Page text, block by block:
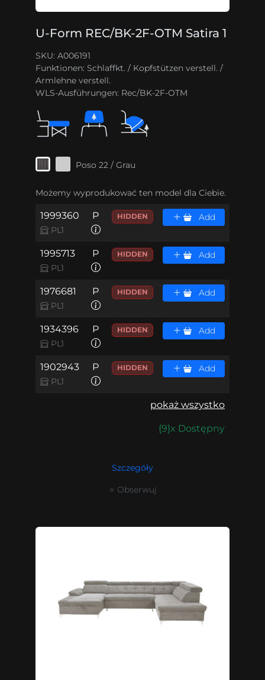
U-Form REC/BK-2F-OTM Satira 1
SKU: A006191
Funktionen: Schlaffkt. / Kopfstützen verstell. /
Armlehne verstell.
WLS-Ausführungen: Rec/BK-2F-OTM
Poso 22 / Grau
Możemy wyprodukować ten model dla Ciebie.
1999360
PL1
P HIDDEN Add
1995713
PL1
P HIDDEN Add
1976681
PL1
P HIDDEN Add
1934396
PL1
P HIDDEN Add
1902943
PL1
P HIDDEN Add
pokaż wszystko
{9}x Dostępny
Szczegóły
⭐ Obserwuj